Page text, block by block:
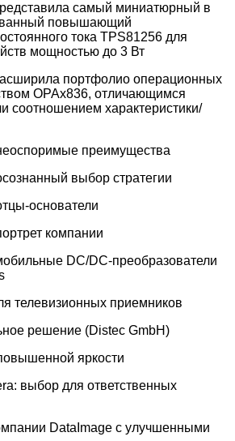
самый миниатюрный в
повышающий
тока TPS81256 для
мощностью до 3 Вт
портфолио операционных
OPAx836, отличающимся
соотношением характеристики/
преимущества
выбор стратегии
основатели
компании
DC/DC-преобразователи
телевизионных приемников
решение (Distec GmbH)
яркости
выбор для ответственных
DataImage с улучшенными